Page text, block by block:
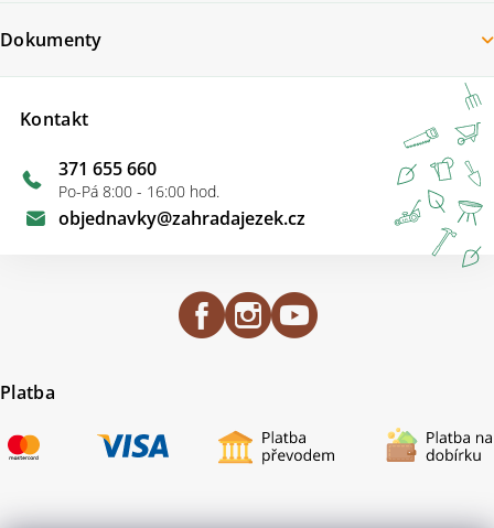
Kontakt
objednavky@zahradajezek.cz
371 655 660
Po-Pá 8:00 - 16:00 hod.
Dokumenty
Platba